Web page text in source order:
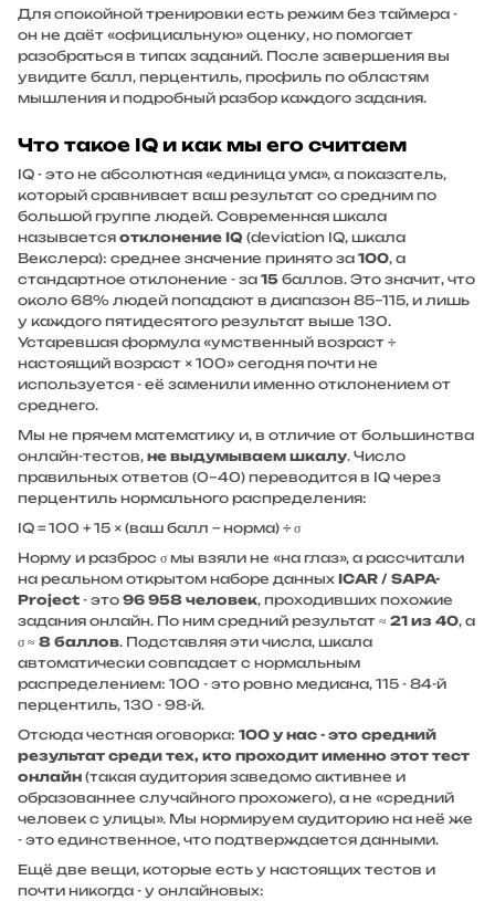
Для спокойной тренировки есть режим без таймера -
он не даёт «официальную» оценку, но помогает
разобраться в типах заданий. После завершения вы
увидите балл, перцентиль, профиль по областям
мышления и подробный разбор каждого задания.
Что такое IQ и как мы его считаем
IQ - это не абсолютная «единица ума», а показатель,
который сравнивает ваш результат со средним по
большой группе людей. Современная шкала
называется отклонение IQ (deviation IQ, шкала
Векслера): среднее значение принято за 100, а
стандартное отклонение - за 15 баллов. Это значит, что
около 68% людей попадают в диапазон 85–115, и лишь
у каждого пятидесятого результат выше 130.
Устаревшая формула «умственный возраст ÷
настоящий возраст × 100» сегодня почти не
используется - её заменили именно отклонением от
среднего.
Мы не прячем математику и, в отличие от большинства
онлайн-тестов, не выдумываем шкалу. Число
правильных ответов (0–40) переводится в IQ через
перцентиль нормального распределения:
IQ = 100 + 15 × (ваш балл − норма) ÷ σ
Норму и разброс σ мы взяли не «на глаз», а рассчитали
на реальном открытом наборе данных ICAR / SAPA-
Project - это 96 958 человек, проходивших похожие
задания онлайн. По ним средний результат ≈ 21 из 40, а
σ ≈ 8 баллов. Подставляя эти числа, шкала
автоматически совпадает с нормальным
распределением: 100 - это ровно медиана, 115 - 84-й
перцентиль, 130 - 98-й.
Отсюда честная оговорка: 100 у нас - это средний
результат среди тех, кто проходит именно этот тест
онлайн (такая аудитория заведомо активнее и
образованнее случайного прохожего), а не «средний
человек с улицы». Мы нормируем аудиторию на неё же
- это единственное, что подтверждается данными.
Ещё две вещи, которые есть у настоящих тестов и
почти никогда - у онлайновых: